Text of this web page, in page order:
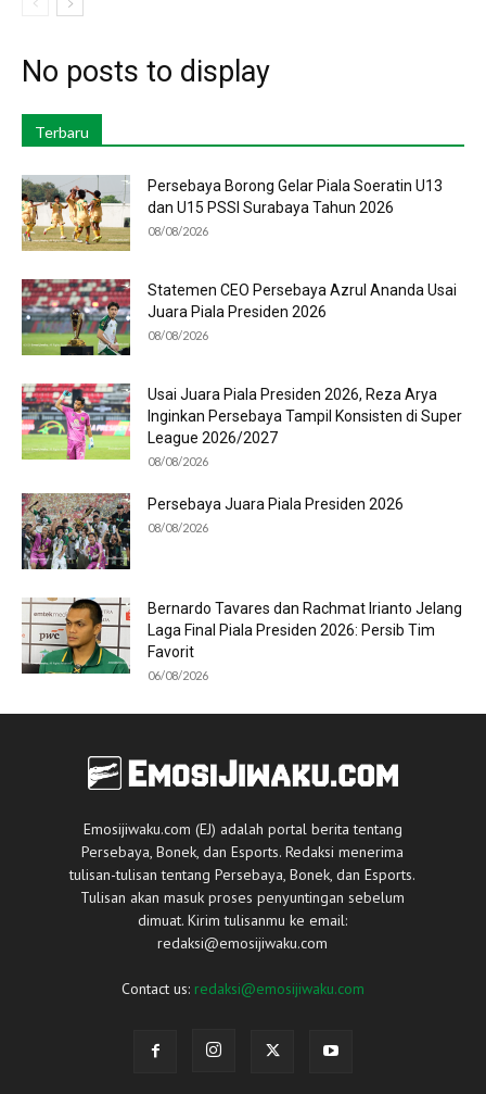
No posts to display
Terbaru
Persebaya Borong Gelar Piala Soeratin U13
dan U15 PSSI Surabaya Tahun 2026
08/08/2026
Statemen CEO Persebaya Azrul Ananda Usai
Juara Piala Presiden 2026
08/08/2026
Usai Juara Piala Presiden 2026, Reza Arya
Inginkan Persebaya Tampil Konsisten di Super
League 2026/2027
08/08/2026
Persebaya Juara Piala Presiden 2026
08/08/2026
Bernardo Tavares dan Rachmat Irianto Jelang
Laga Final Piala Presiden 2026: Persib Tim
Favorit
06/08/2026
Emosijiwaku.com (EJ) adalah portal berita tentang
Persebaya, Bonek, dan Esports. Redaksi menerima
tulisan-tulisan tentang Persebaya, Bonek, dan Esports.
Tulisan akan masuk proses penyuntingan sebelum
dimuat. Kirim tulisanmu ke email:
redaksi@emosijiwaku.com
Contact us: redaksi@emosijiwaku.com